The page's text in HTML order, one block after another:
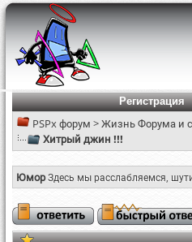
Регистрация
PSPx форум >Жизнь Форума и
Хитрый джин !!!
ЮморЗдесь мы расслабляемся,